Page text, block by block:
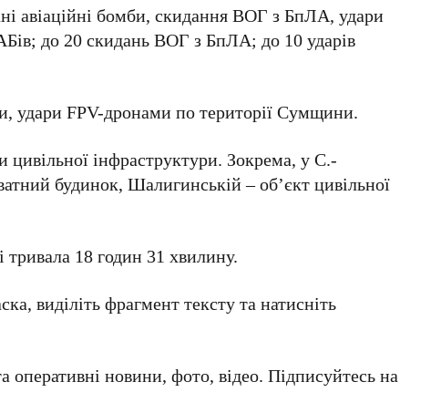
авіаційні бомби, скидання ВОГ з БпЛА, удари
до 20 скидань ВОГ з БпЛА; до 10 ударів
удари FPV-дронами по території Сумщини.
інфраструктури. Зокрема, у С.-
будинок, Шалигинській – об’єкт цивільної
тривала 18 годин 31 хвилину.
виділіть фрагмент тексту та натисніть
оперативні новини, фото, відео. Підписуйтесь на